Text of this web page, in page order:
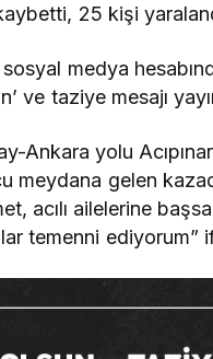
25 kişi
medya
ve taziye mesajı
Ankara yolu
meydana gelen
acılı ailelerine
temenni ediyorum”